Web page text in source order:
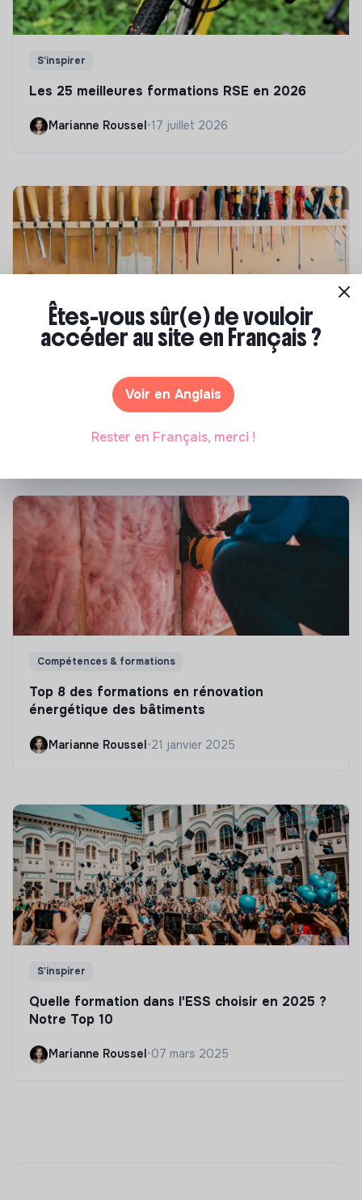
S'inspirer
Les 25 meilleures formations RSE en 2026
Marianne Roussel •17 juillet 2026
Comment se former à la transition écologique
Marianne Roussel• 09 janvier 2024
Compétences & formations
Top 8 des formations en rénovation
énergétique des bâtiments
Marianne Roussel•21 janvier 2025
S'inspirer
Quelle formation dans l'ESS choisir en 2025 ?
Notre Top 10
Marianne Roussel •07 mars 2025
Êtes-vous sûr(e) de vouloir
accéder au site en Français ?
Voir en Anglais
Rester en Français, merci !